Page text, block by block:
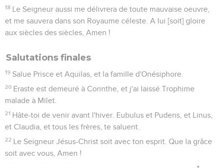
18 Le Seigneur aussi me délivrera de toute mauvaise oeuvre,
et me sauvera dans son Royaume céleste. A lui [soit] gloire
aux siècles des siècles, Amen !
Salutations finales
19 Salue Prisce et Aquilas, et la famille d'Onésiphore.
20 Eraste est demeuré à Corinthe, et j'ai laissé Trophime
malade à Milet.
21 Hâte-toi de venir avant l'hiver. Eubulus et Pudens, et Linus,
et Claudia, et tous les frères, te saluent.
22 Le Seigneur Jésus-Christ soit avec ton esprit. Que la grâce
soit avec vous, Amen !